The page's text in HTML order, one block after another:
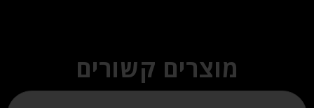
מוצרים קשורים